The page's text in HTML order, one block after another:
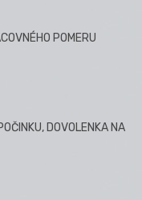
POMERU
DOVOLENKA NA